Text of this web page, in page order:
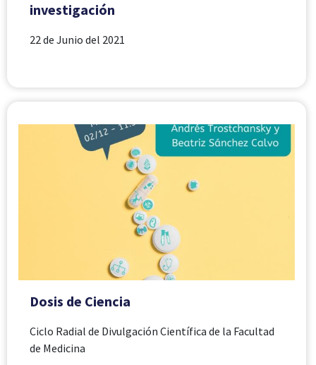
investigación
22 de Junio del 2021
Dosis de Ciencia
Ciclo Radial de Divulgación Científica de la Facultad
de Medicina